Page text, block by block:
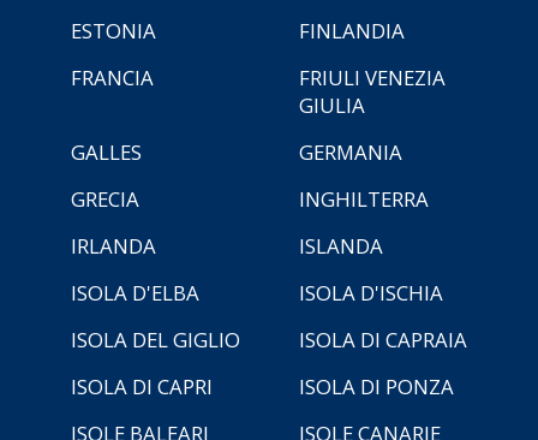
ESTONIA
FINLANDIA
FRANCIA
FRIULI VENEZIA
GIULIA
GALLES
GERMANIA
GRECIA
INGHILTERRA
IRLANDA
ISLANDA
ISOLA D'ELBA
ISOLA D'ISCHIA
ISOLA DEL GIGLIO
ISOLA DI CAPRAIA
ISOLA DI CAPRI
ISOLA DI PONZA
ISOLE BALEARI
ISOLE CANARIE